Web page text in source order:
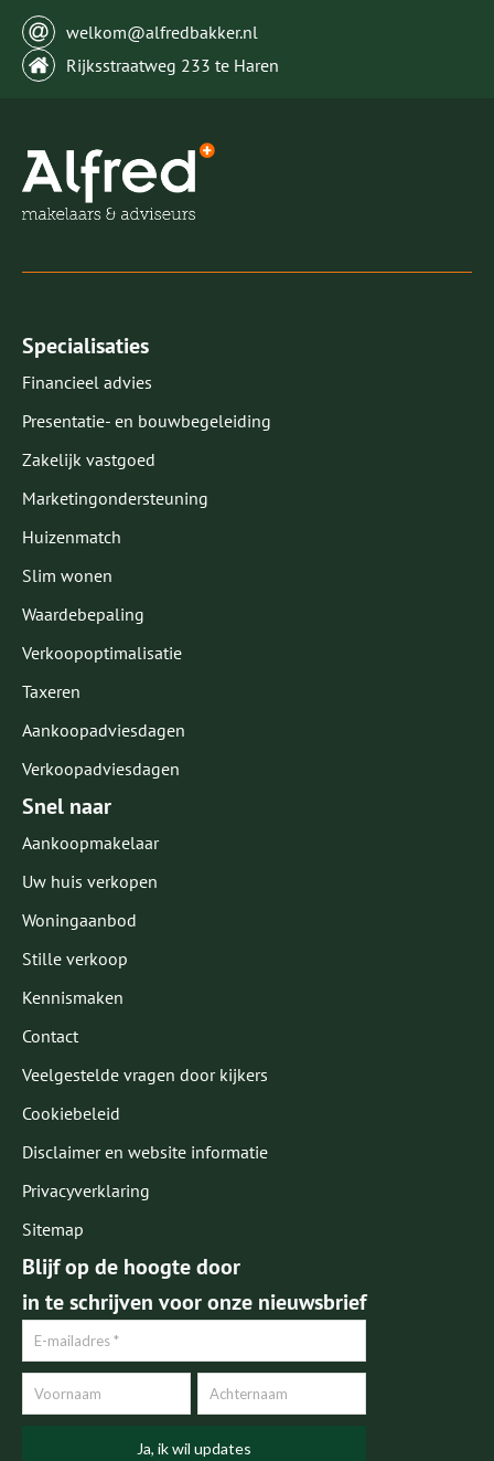
welkom@alfredbakker.nl
Rijksstraatweg 233 te Haren
Specialisaties
Financieel advies
Presentatie- en bouwbegeleiding
Zakelijk vastgoed
Marketingondersteuning
Huizenmatch
Slim wonen
Waardebepaling
Verkoopoptimalisatie
Taxeren
Aankoopadviesdagen
Verkoopadviesdagen
Snel naar
Aankoopmakelaar
Uw huis verkopen
Woningaanbod
Stille verkoop
Kennismaken
Contact
Veelgestelde vragen door kijkers
Cookiebeleid
Disclaimer en website informatie
Privacyverklaring
Sitemap
Blijf op de hoogte door
in te schrijven voor onze nieuwsbrief